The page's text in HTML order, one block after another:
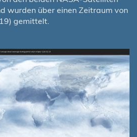
wurden über einen Zeitraum von
gemittelt.